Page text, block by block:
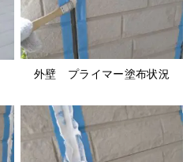
外壁 プライマー塗布状況